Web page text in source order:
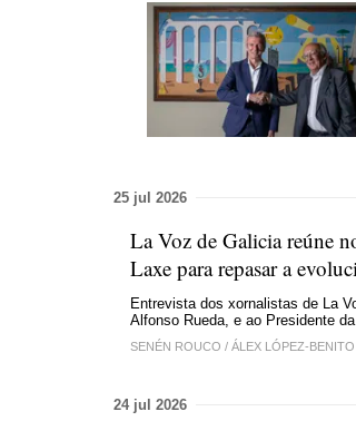
25 jul 2026
La Voz de Galicia reúne
Laxe para repasar a
Entrevista dos xornalistas de La
Alfonso Rueda, e ao Presidente
SENÉN ROUCO / ÁLEX LÓPEZ-BENITO
24 jul 2026